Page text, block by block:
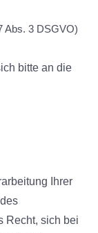
Abs. 3 DSGVO)
bitte an die
Ihrer
Recht, sich bei